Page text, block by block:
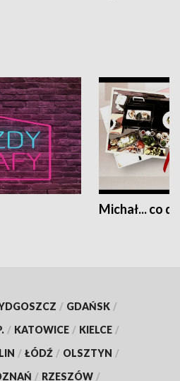
Michał... co
/ GDAŃSK /
/ KATOWICE / KIELCE /
/ ŁÓDŹ / OLSZTYN /
/ RZESZÓW /